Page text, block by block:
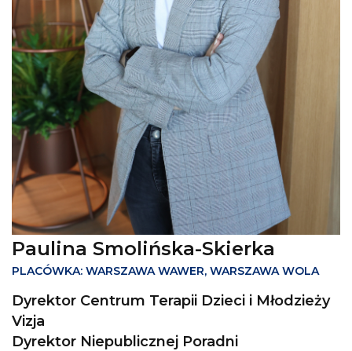
Paulina Smolińska-Skierka
PLACÓWKA: WARSZAWA WAWER, WARSZAWA WOLA
Dyrektor Centrum Terapii Dzieci i Młodzieży
Vizja
Dyrektor Niepublicznej Poradni